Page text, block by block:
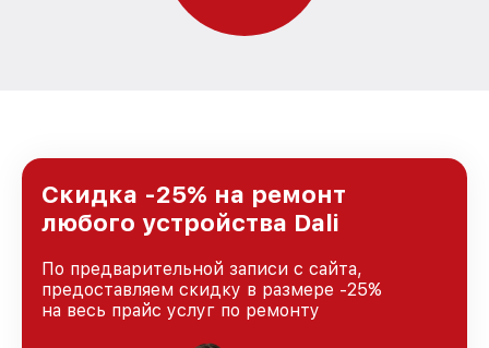
Скидка -25% на ремонт
любого устройства Dali
По предварительной записи с сайта,
предоставляем скидку в размере -25%
на весь прайс услуг по ремонту